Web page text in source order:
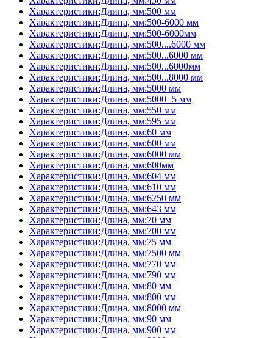
Характеристики:Длина, мм:500 мм
Характеристики:Длина, мм:500-6000 мм
Характеристики:Длина, мм:500-6000мм
Характеристики:Длина, мм:500....6000 мм
Характеристики:Длина, мм:500...6000 мм
Характеристики:Длина, мм:500...6000мм
Характеристики:Длина, мм:500...8000 мм
Характеристики:Длина, мм:5000 мм
Характеристики:Длина, мм:5000±5 мм
Характеристики:Длина, мм:550 мм
Характеристики:Длина, мм:595 мм
Характеристики:Длина, мм:60 мм
Характеристики:Длина, мм:600 мм
Характеристики:Длина, мм:6000 мм
Характеристики:Длина, мм:600мм
Характеристики:Длина, мм:604 мм
Характеристики:Длина, мм:610 мм
Характеристики:Длина, мм:6250 мм
Характеристики:Длина, мм:643 мм
Характеристики:Длина, мм:70 мм
Характеристики:Длина, мм:700 мм
Характеристики:Длина, мм:75 мм
Характеристики:Длина, мм:7500 мм
Характеристики:Длина, мм:770 мм
Характеристики:Длина, мм:790 мм
Характеристики:Длина, мм:80 мм
Характеристики:Длина, мм:800 мм
Характеристики:Длина, мм:8000 мм
Характеристики:Длина, мм:90 мм
Характеристики:Длина, мм:900 мм